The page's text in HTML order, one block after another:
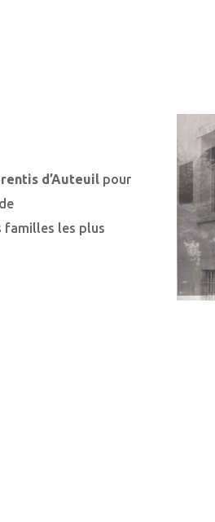
d’Auteuil
les plus